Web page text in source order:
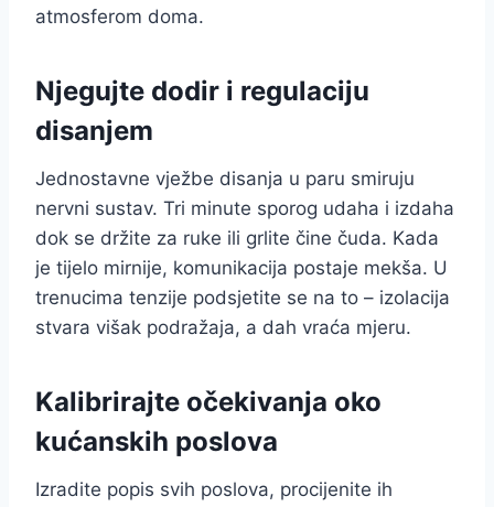
atmosferom doma.
Njegujte dodir i regulaciju
disanjem
Jednostavne vježbe disanja u paru smiruju
nervni sustav. Tri minute sporog udaha i izdaha
dok se držite za ruke ili grlite čine čuda. Kada
je tijelo mirnije, komunikacija postaje mekša. U
trenucima tenzije podsjetite se na to – izolacija
stvara višak podražaja, a dah vraća mjeru.
Kalibrirajte očekivanja oko
kućanskih poslova
Izradite popis svih poslova, procijenite ih